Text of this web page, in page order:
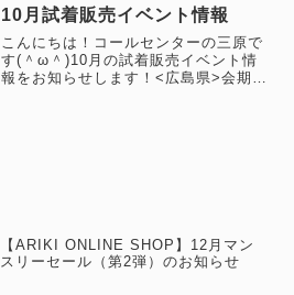
たします♪こんな感じで試着室は15
室、サイズ展開もS～4Lサイズま...
10月試着販売イベント情報
こんにちは！コールセンターの三原で
す(＾ω＾)10月の試着販売イベント情
報をお知らせします！<広島県>会期：
【ARIKI ONLINE SHOP】12月マン
スリーセール（第2弾）のお知らせ